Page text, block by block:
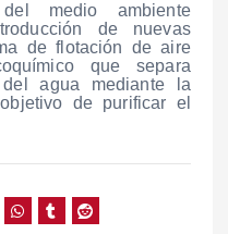
medio ambiente
de nuevas
de flotación de aire
que separa
agua mediante la
de purificar el